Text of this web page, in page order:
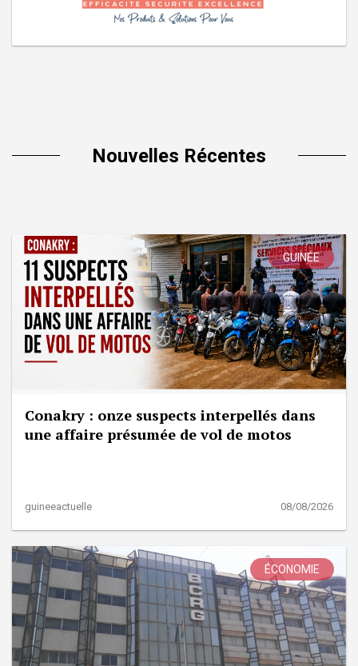
Nouvelles Récentes
GUINÉE
Conakry : onze suspects interpellés dans
une affaire présumée de vol de motos
guineeactuelle 08/08/2026
ÉCONOMIE